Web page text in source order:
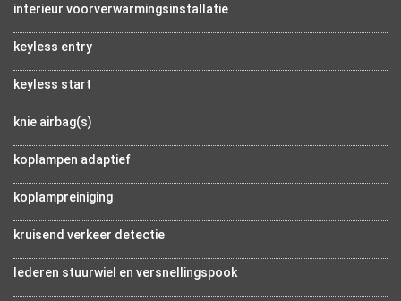
interieur voorverwarmingsinstallatie
keyless entry
keyless start
knie airbag(s)
koplampen adaptief
koplampreiniging
kruisend verkeer detectie
lederen stuurwiel en versnellingspook